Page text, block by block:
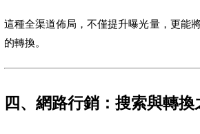
這種全渠道佈局，不僅提升曝光量，更能
的轉換。
四、網路行銷：搜索與轉